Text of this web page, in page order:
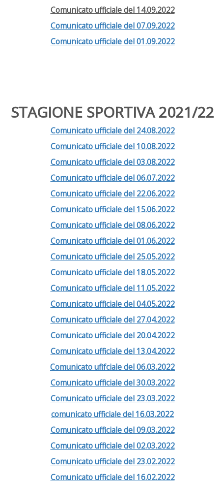
Comunicato ufficiale del 14.09.2022
Comunicato ufficiale del 07.09.2022
Comunicato ufficiale del 01.09.2022
STAGIONE SPORTIVA 2021/22
Comunicato ufficiale del 24.08.2022
Comunicato ufficiale del 10.08.2022
Comunicato ufficiale del 03.08.2022
Comunicato ufficiale del 06.07.2022
Comunicato ufficiale del 22.06.2022
Comunicato ufficiale del 15.06.2022
Comunicato ufficiale del 08.06.2022
Comunicato ufficiale del 01.06.2022
Comunicato ufficiale del 25.05.2022
Comunicato ufficiale del 18.05.2022
Comunicato ufficiale del 11.05.2022
Comunicato ufficiale del 04.05.2022
Comunicato ufficiale del 27.04.2022
Comunicato ufficiale del 20.04.2022
Comunicato ufficiale del 13.04.2022
Comunicato ufifciale del 06.03.2022
Comunicato ufficiale del 30.03.2022
Comunicato ufficiale del 23.03.2022
comunicato ufficiale del 16.03.2022
Comunicato ufficiale del 09.03.2022
Comunicato ufficiale del 02.03.2022
Comunicato ufficiale del 23.02.2022
Comunicato ufficiale del 16.02.2022